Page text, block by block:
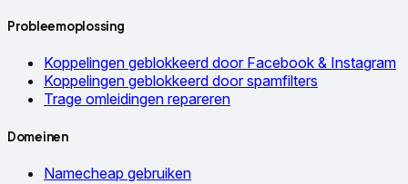
Probleemoplossing
Koppelingen geblokkeerd door Facebook & Instagram
Koppelingen geblokkeerd door spamfilters
Trage omleidingen repareren
Domeinen
Namecheap gebruiken